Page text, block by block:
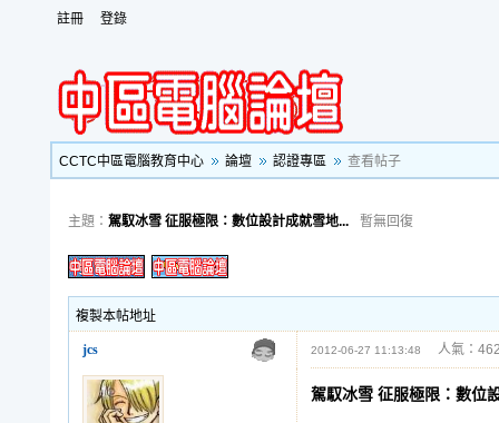
註冊 登錄
CCTC中區電腦教育中心 論壇 認證專區 查看帖子
主題： 駕馭冰雪 征服極限：數位設計成就雪地... 暫無回復
複製本帖地址
jcs 2012-06-27 11:13:48 人氣：
駕馭冰雪 征服極限：數位